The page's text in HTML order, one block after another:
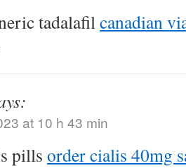
tadalafilcanadian
at 10 h 43 min
pills order cialis 40mg